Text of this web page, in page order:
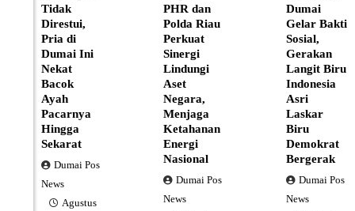
Tidak
Direstui,
Pria di
Dumai Ini
Nekat
Bacok
Ayah
Pacarnya
Hingga
Sekarat
Dumai Pos
News
Agustus
PHR dan
Polda Riau
Perkuat
Sinergi
Lindungi
Aset
Negara,
Menjaga
Ketahanan
Energi
Nasional
Dumai Pos
News
Dumai
Gelar Bakti
Sosial,
Gerakan
Langit Biru
Indonesia
Asri
Laskar
Biru
Demokrat
Bergerak
Dumai Pos
News